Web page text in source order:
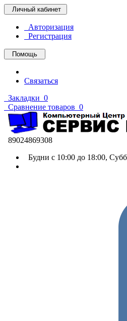
Личный кабинет
Авторизация
Регистрация
Помощь
Связаться
Закладки 0
Сравнение товаров 0
89024869308
Будни с 10:00 до 18:00,